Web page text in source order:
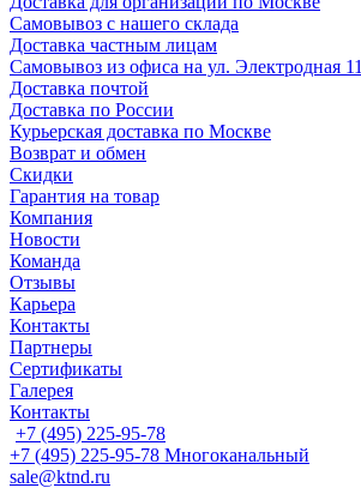
Самовывоз с нашего склада
Доставка частным лицам
Самовывоз из офиса на ул. Электродная 11
Доставка почтой
Доставка по России
Курьерская доставка по Москве
Возврат и обмен
Скидки
Гарантия на товар
Компания
Новости
Команда
Отзывы
Карьера
Контакты
Партнеры
Сертификаты
Галерея
Контакты
+7 (495) 225-95-78
+7 (495) 225-95-78 Многоканальный
sale@ktnd.ru